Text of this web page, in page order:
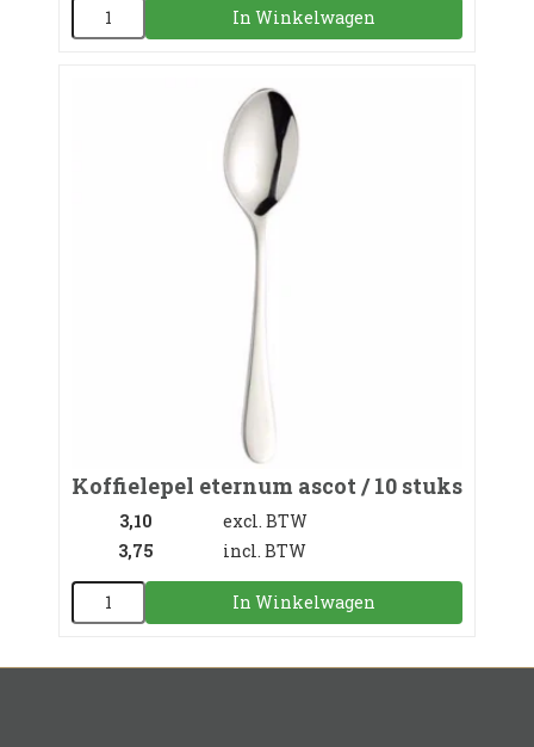
In Winkelwagen
Koffielepel eternum ascot / 10 stuks
3,10
excl. BTW
3,75
incl. BTW
In Winkelwagen